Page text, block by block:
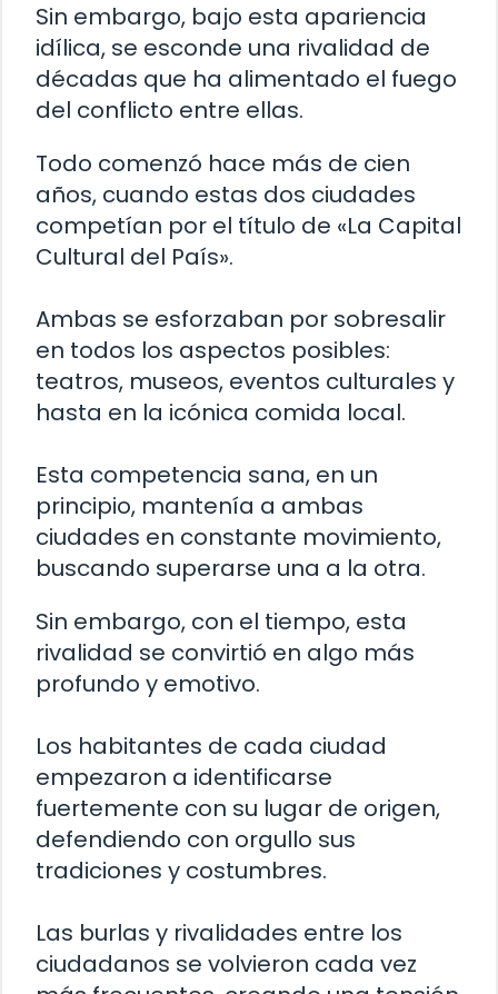
Sin embargo, bajo esta apariencia
idílica, se esconde una rivalidad de
décadas que ha alimentado el fuego
del conflicto entre ellas.
Todo comenzó hace más de cien
años, cuando estas dos ciudades
competían por el título de «La Capital
Cultural del País».
Ambas se esforzaban por sobresalir
en todos los aspectos posibles:
teatros, museos, eventos culturales y
hasta en la icónica comida local.
Esta competencia sana, en un
principio, mantenía a ambas
ciudades en constante movimiento,
buscando superarse una a la otra.
Sin embargo, con el tiempo, esta
rivalidad se convirtió en algo más
profundo y emotivo.
Los habitantes de cada ciudad
empezaron a identificarse
fuertemente con su lugar de origen,
defendiendo con orgullo sus
tradiciones y costumbres.
Las burlas y rivalidades entre los
ciudadanos se volvieron cada vez